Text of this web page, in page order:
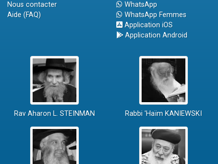
Nous contacter
Aide (FAQ)
WhatsApp
WhatsApp Femmes
Application iOS
Application Android
Rav Aharon L. STEINMAN Rabbi 'Haïm KANIEWSKI